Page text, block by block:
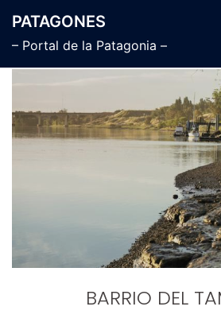
contenido
PATAGONES
– Portal de la Patagonia –
barrio del
BARRIO DEL